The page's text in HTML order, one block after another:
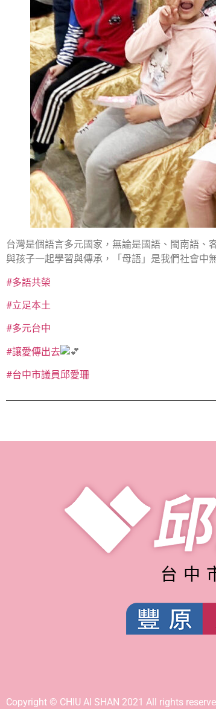
台灣是個語言多元國家，無論是國語、閩南語、
與孩子一起學習與傳承，「母語」是我們社會中
#多語共榮
#立足本土
#多元台中
#讓愛傳出去
#台中市議員邱愛珊
台中
Copyright © CHIU AI SHAN 2021 All rights